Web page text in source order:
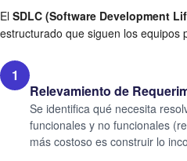
El SDLC (Software Development
estructurado que siguen los equipos
1
Relevamiento de
Se identifica qué necesita
funcionales y no funcionales
más costoso es construir lo